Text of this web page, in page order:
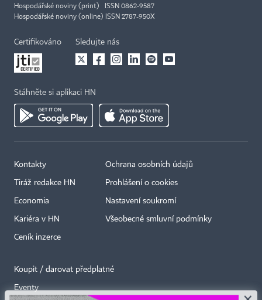
Hospodářské noviny (print) ISSN 0862-9587
Hospodářské noviny (online) ISSN 2787-950X
Certifikováno Sledujte nás
Stáhněte si aplikaci HN
Kontakty
Tiráž redakce HN
Economia
Kariéra v HN
Ceník inzerce
Ochrana osobních údajů
Prohlášení o cookies
Nastavení soukromí
Všeobecné smluvní podmínky
Koupit / darovat předplatné
Eventy ×